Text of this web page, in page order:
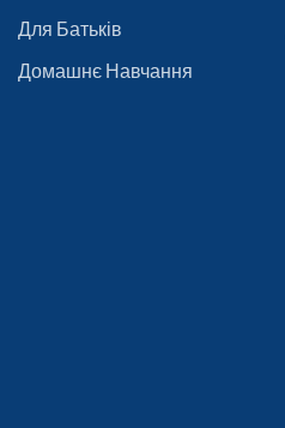
Для Батьків
Домашнє Навчання